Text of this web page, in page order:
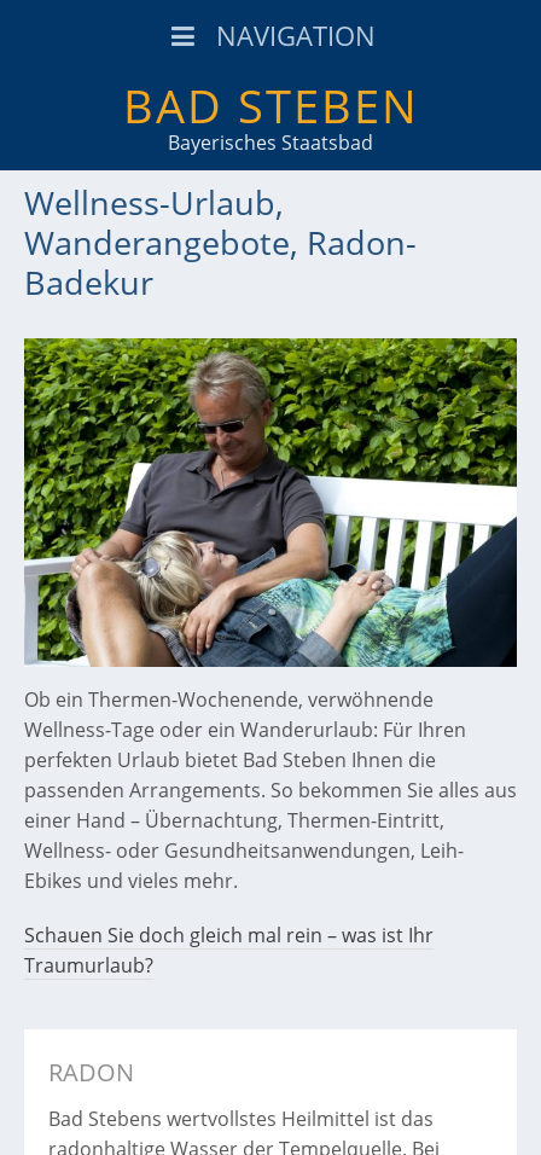
NAVIGATION
BAD STEBEN
Bayerisches Staatsbad
Wellness-Urlaub,
Wanderangebote, Radon-
Badekur
Ob ein Thermen-Wochenende, verwöhnende
Wellness-Tage oder ein Wanderurlaub: Für Ihren
perfekten Urlaub bietet Bad Steben Ihnen die
passenden Arrangements. So bekommen Sie alles aus
einer Hand – Übernachtung, Thermen-Eintritt,
Wellness- oder Gesundheitsanwendungen, Leih-
Ebikes und vieles mehr.
Schauen Sie doch gleich mal rein – was ist Ihr
Traumurlaub?
RADON
Bad Stebens wertvollstes Heilmittel ist das
radonhaltige Wasser der Tempelquelle. Bei